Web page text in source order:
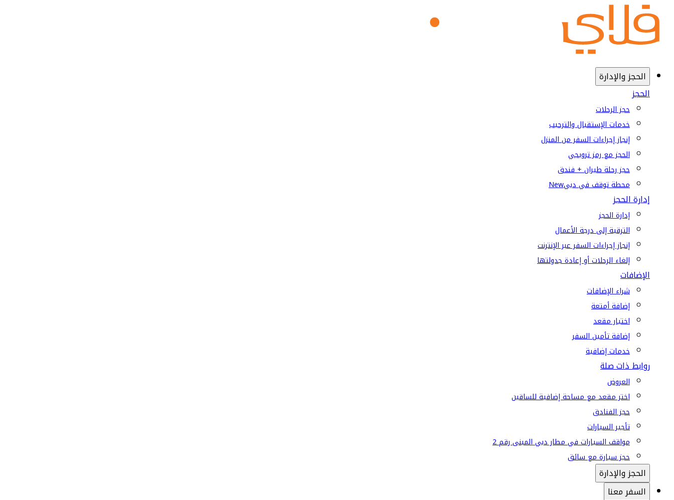
الحجز والإدارة
الحجز
حجز الرحلات
خدمات الإستقبال والترحيب
إنجاز إجراءات السفر من المنزل
الحجز مع رمز ترويجي
حجز رحلة طيران + فندق
محطة توقف في دبيNew
إدارة الحجز
إدارة الحجز
الترقية إلى درجة الأعمال
إنجاز إجراءات السفر عبر الإنترنت
إلغاء الرحلات أو إعادة جدولتها
الإضافات
شراء الإضافات
إضافة أمتعة
اختيار مقعد
إضافة تأمين السفر
خدمات إضافية
روابط ذات صلة
العروض
اختر مقعد مع مساحة إضافية للساقين
حجز الفنادق
تأجير السيارات
مواقف السيارات في مطار دبي المبنى رقم 2
حجز سيارة مع سائق
الحجز والإدارة
السفر معنا